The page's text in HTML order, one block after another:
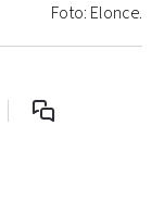
Foto: Elonce.